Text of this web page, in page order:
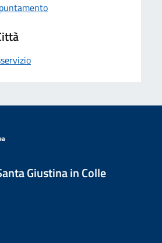
Giustina in Colle